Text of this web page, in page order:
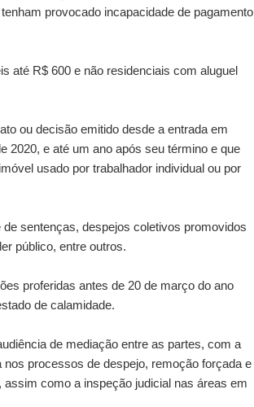
provocado incapacidade de pagamento
até R$ 600 e não residenciais com aluguel
ou decisão emitido desde a entrada em
2020, e até um ano após seu término e que
usado por trabalhador individual ou por
sentenças, despejos coletivos promovidos
público, entre outros.
proferidas antes de 20 de março do ano
de calamidade.
de mediação entre as partes, com a
processos de despejo, remoção forçada e
como a inspeção judicial nas áreas em